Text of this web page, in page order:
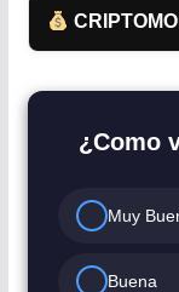
¿Como
Muy
Buena